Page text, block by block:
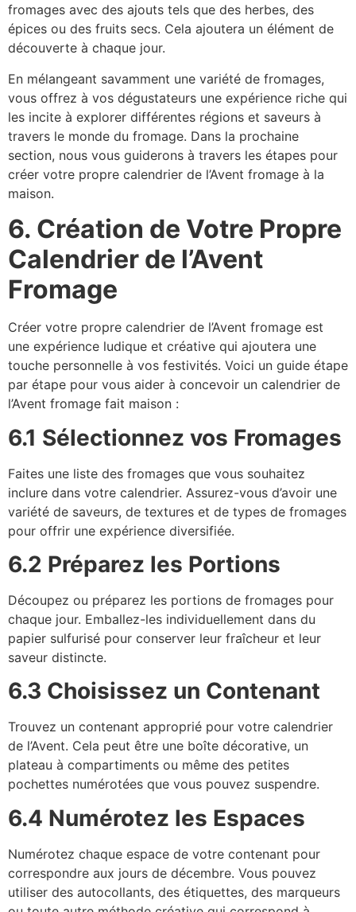
fromages avec des ajouts tels que des herbes, des
épices ou des fruits secs. Cela ajoutera un élément de
découverte à chaque jour.
En mélangeant savamment une variété de fromages,
vous offrez à vos dégustateurs une expérience riche qui
les incite à explorer différentes régions et saveurs à
travers le monde du fromage. Dans la prochaine
section, nous vous guiderons à travers les étapes pour
créer votre propre calendrier de l’Avent fromage à la
maison.
6. Création de Votre Propre
Calendrier de l’Avent
Fromage
Créer votre propre calendrier de l’Avent fromage est
une expérience ludique et créative qui ajoutera une
touche personnelle à vos festivités. Voici un guide étape
par étape pour vous aider à concevoir un calendrier de
l’Avent fromage fait maison :
6.1 Sélectionnez vos Fromages
Faites une liste des fromages que vous souhaitez
inclure dans votre calendrier. Assurez-vous d’avoir une
variété de saveurs, de textures et de types de fromages
pour offrir une expérience diversifiée.
6.2 Préparez les Portions
Découpez ou préparez les portions de fromages pour
chaque jour. Emballez-les individuellement dans du
papier sulfurisé pour conserver leur fraîcheur et leur
saveur distincte.
6.3 Choisissez un Contenant
Trouvez un contenant approprié pour votre calendrier
de l’Avent. Cela peut être une boîte décorative, un
plateau à compartiments ou même des petites
pochettes numérotées que vous pouvez suspendre.
6.4 Numérotez les Espaces
Numérotez chaque espace de votre contenant pour
correspondre aux jours de décembre. Vous pouvez
utiliser des autocollants, des étiquettes, des marqueurs